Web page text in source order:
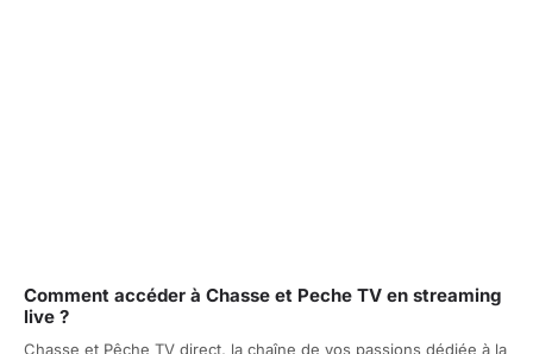
Comment accéder à Chasse et Peche TV en streaming
live ?
Chasse et Pêche TV direct, la chaîne de vos passions dédiée à la